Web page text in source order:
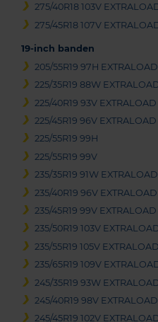
275/40R18 103V
275/45R18 107V
19-inch banden
205/55R19 97H EXTRALOAD
225/35R19 88W
225/40R19 93V EXTRALOAD
225/45R19 96V EXTRALOAD
225/55R19 99H
225/55R19 99V
235/35R19 91W EXTRALOAD
235/40R19 96V EXTRALOAD
235/45R19 99V EXTRALOAD
235/50R19 103V
235/55R19 105V EXTRALOAD
235/65R19 109V
245/35R19 93W
245/40R19 98V EXTRALOAD
245/45R19 102V